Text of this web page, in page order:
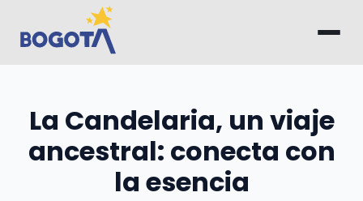
Saltar al contenido principal
La Candelaria, un viaje
ancestral: conecta con
la esencia